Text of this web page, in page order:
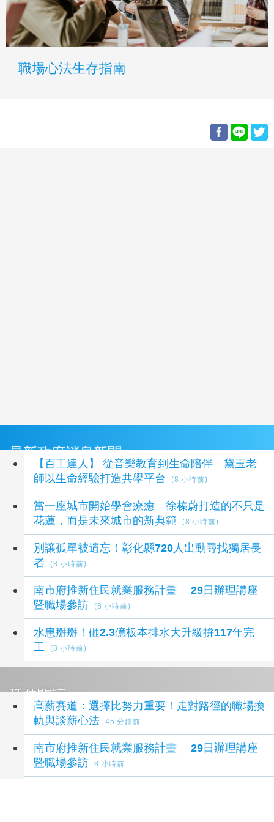
職場心法生存指南
最新政府消息新聞
【百工達人】 從音樂教育到生命陪伴 黛玉老
師以生命經驗打造共學平台
(8 小時前)
當一座城市開始學會療癒 徐榛蔚打造的不只是
花蓮，而是未來城市的新典範
(8 小時前)
別讓孤單被遺忘！彰化縣720人出動尋找獨居長
者
(8 小時前)
南市府推新住民就業服務計畫 29日辦理講座
暨職場參訪
(8 小時前)
水患掰掰！砸2.3億板本排水大升級拚117年完
工
(8 小時前)
延伸閱讀
高薪賽道：選擇比努力重要！走對路徑的職場換
軌與談薪心法
45 分鐘前
南市府推新住民就業服務計畫 29日辦理講座
暨職場參訪
8 小時前